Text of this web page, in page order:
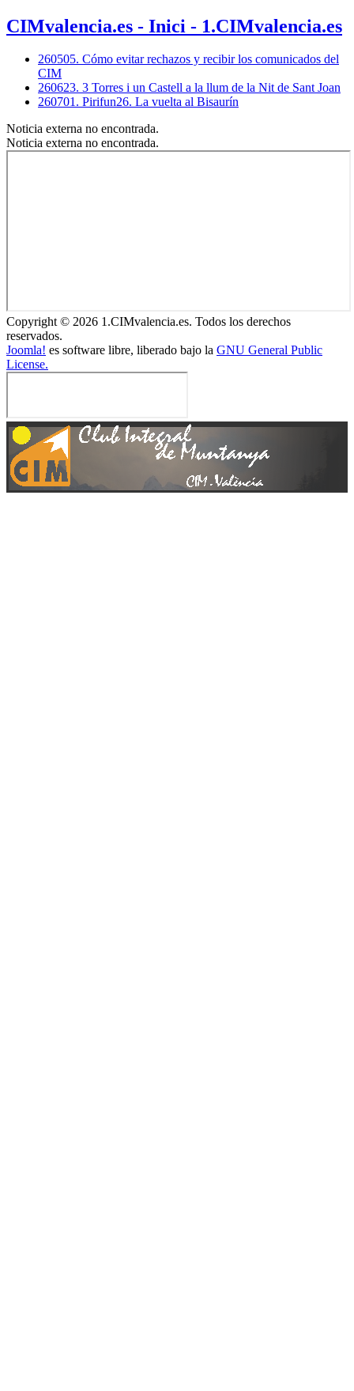
CIMvalencia.es - Inici - 1.CIMvalencia.es
260505. Cómo evitar rechazos y recibir los comunicados del
CIM
260623. 3 Torres i un Castell a la llum de la Nit de Sant Joan
260701. Pirifun26. La vuelta al Bisaurín
Noticia externa no encontrada.
Noticia externa no encontrada.
Copyright © 2026 1.CIMvalencia.es. Todos los derechos
reservados.
Joomla! es software libre, liberado bajo la GNU General Public
License.